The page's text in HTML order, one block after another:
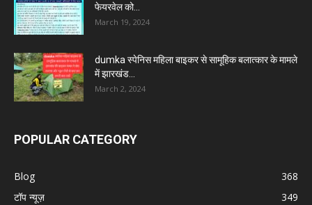
फेयरवेल को...
March 19, 2024
dumka स्पेनिस महिला बाइकर से सामूहिक बलात्कार के मामले
में झारखंड...
March 2, 2024
POPULAR CATEGORY
Blog
368
टॉप न्यूज़
349